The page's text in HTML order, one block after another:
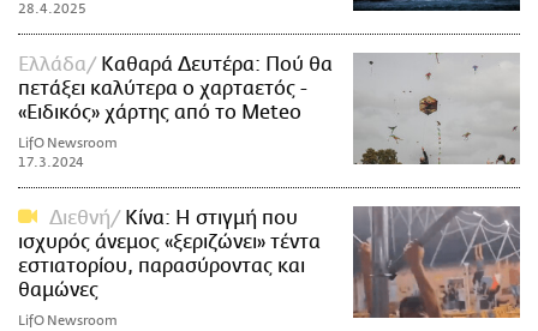
28.4.2025
Ελλάδα
Καθαρά Δευτέρα: Πού θα
πετάξει καλύτερα ο χαρταετός -
«Ειδικός» χάρτης από το Meteo
LifO Newsroom
17.3.2024
Διεθνή
Κίνα: Η στιγμή που
ισχυρός άνεμος «ξεριζώνει» τέντα
εστιατορίου, παρασύροντας και
θαμώνες
LifO Newsroom